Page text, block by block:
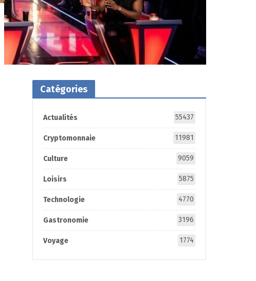
Catégories
Actualités 55437
Cryptomonnaie 11981
Culture 9059
Loisirs 5875
Technologie 4770
Gastronomie 3196
Voyage 1774